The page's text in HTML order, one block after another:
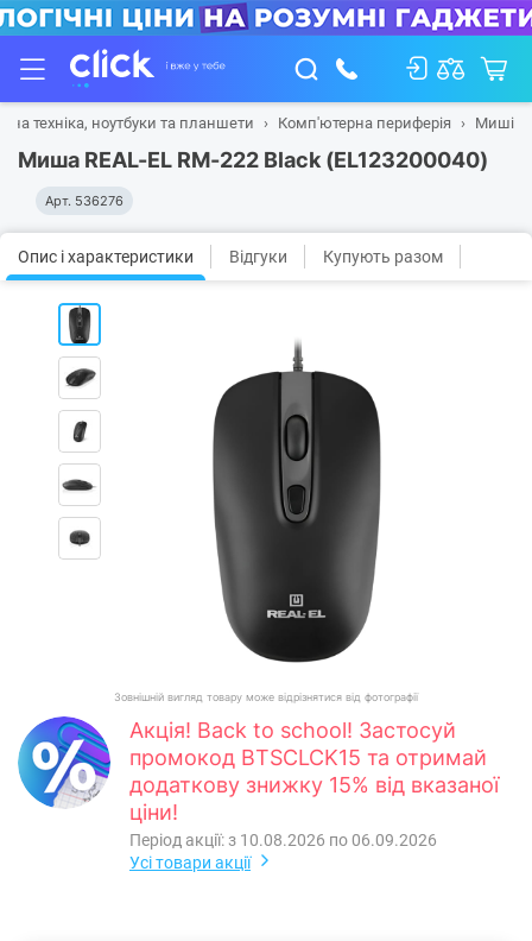
техніка, ноутбуки та планшети Комп'ютерна периферія Миші
Миша REAL-EL RM-222 Black (EL123200040)
Арт. 536276
Опис і характеристики Відгуки Купують разом
Зовнішній вигляд товару може відрізнятися від фотографії
Акція! Back to school! Застосуй
промокод BTSCLCK15 та отримай
додаткову знижку 15% від вказаної
ціни!
Період акції: з 10.08.2026 по 06.09.2026
Усі товари акції